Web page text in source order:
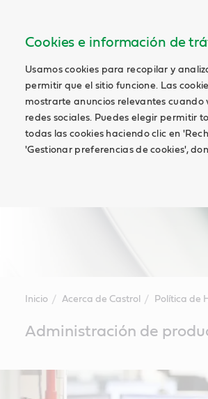
Cookies e información de
Usamos cookies para recopilar y
permitir que el sitio funcione. Las
mostrarte anuncios relevantes cuando
redes sociales. Puedes elegir permitir
todas las cookies haciendo clic en
'Gestionar preferencias de cookies',
Inicio Acerca de Castrol Política de
ContentAdministración de